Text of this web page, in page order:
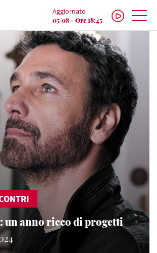
Aggiornato
05/08 - Ore 18:45
un anno ricco di progetti